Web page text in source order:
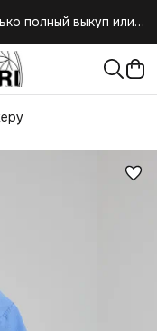
полный выкуп или